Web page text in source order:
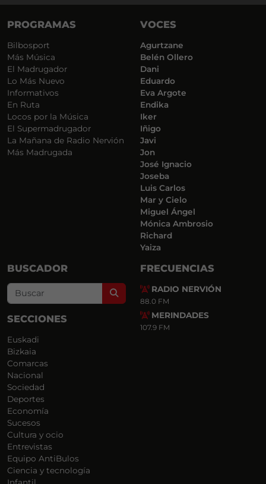
PROGRAMAS
Bilbosport
Más Música
El Madrugador
Lo Más Nuevo
Informativos
En Ruta
Locos por la Música
El Supermadrugador
La Mañana de Radio Nervión
Más Madrugada
VOCES
Agurtzane
Belén Ollero
Dani
Eduardo
Eva Argote
Endika
Iker
Iñigo
Javi
Jon
José Ignacio
Joseba
Luis Carlos
Mar y Cielo
Miguel Ángel
Mónica Ambrosio
Richard
Yaiza
BUSCADOR
Search
SECCIONES
Euskadi
Bizkaia
Comarcas
Nacional
Sociedad
Deportes
Economía
Sucesos
Cultura y ocio
Entrevistas
Equipo AntiBulos
Ciencia y tecnología
Infantil
FRECUENCIAS
RADIO NERVIÓN
88.0 FM
MERINDADES
107.9 FM